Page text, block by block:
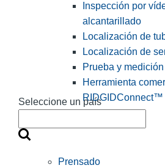
Seleccione un país
Inspección por
alcantarillado
Localización de
Localización de
Prueba y medición
Herramienta
RIDGIDConnect™
Prensado